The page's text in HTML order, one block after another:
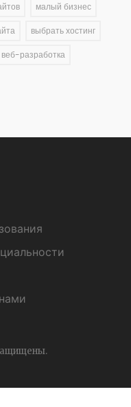
малый бизнес
выбрать хостинг
веб-разработка